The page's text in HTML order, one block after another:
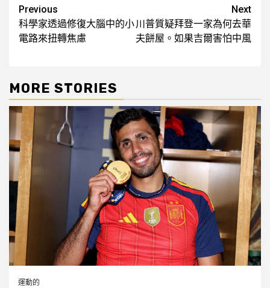
Post
navigation
Previous
科學家透過修復大腦中的小
電路來扭轉焦慮
Next
川普質疑拜登一家為何去華
夫餅屋。如果吉爾害怕中風
MORE STORIES
運動的